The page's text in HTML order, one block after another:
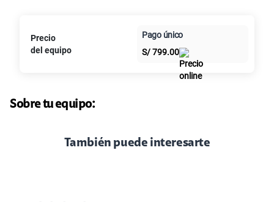
Al contado Cuotas Claro
Precio
del equipo
Pago único
S/799.00
Sobre tu equipo:
También puede interesarte